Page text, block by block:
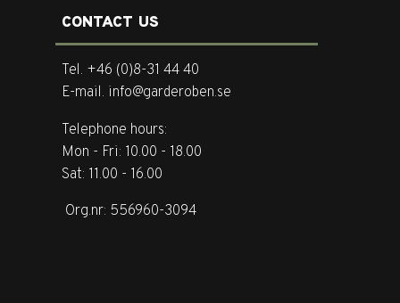
CONTACT US
Tel. +46 (0)8-31 44 40
E-mail. info@garderoben.se
Telephone hours:
Mon - Fri: 10.00 - 18.00
Sat: 11.00 - 16.00
Org.nr: 556960-3094